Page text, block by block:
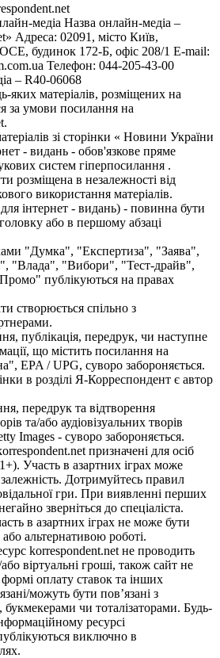
медіа Назва онлайн-медіа –
Адреса: 02091, місто Київ,
будинок 172-Б, офіс 208/1 E-mail:
Телефон: 044-205-43-00
– R40-06068
яких матеріалів, розміщених на
за умови посилання на
зі сторінки « Новини України
- видань - обов'язкове пряме
систем гіперпосилання .
розміщена в незалежності від
використання матеріалів.
інтернет - видань) - повинна бути
або в першому абзаці
"Думка", "Експертиза", "Заява",
"Влада", "Вибори", "Тест-драйв",
публікуються на правах
створюється спільно з
публікація, передрук, чи наступне
що містить посилання на
EPA / UPG, суворо забороняється.
в розділі Я-Корреспондент є автор
передрук та відтворення
та/або аудіовізуальних творів
Images - суворо забороняється.
призначені для осіб
Участь в азартних іграх може
Дотримуйтесь правил
гри. При виявленні перших
зверніться до спеціаліста.
в азартних іграх не може бути
альтернативою роботі.
korrespondent.net не проводить
віртуальні гроші, також сайт не
оплату ставок та інших
можуть бути пов’язані з
букмекерами чи тоталізаторами. Будь-
ресурсі
виключно в